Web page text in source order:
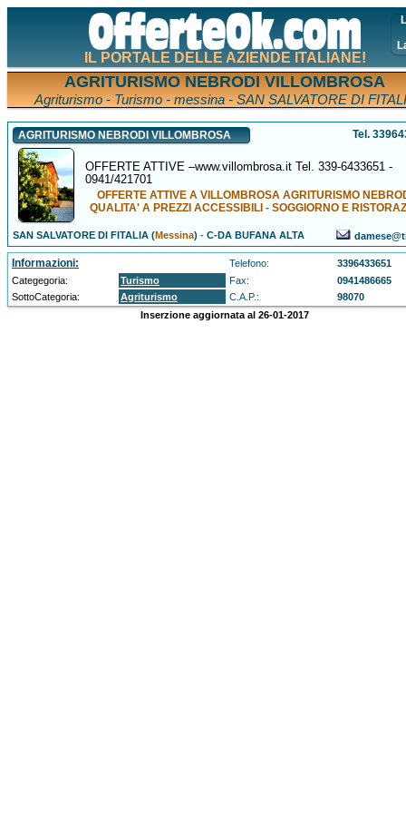
IL PORTALE DELLE AZIENDE ITALIANE!
AGRITURISMO NEBRODI VILLOMBROSA
Agriturismo - Turismo - messina - SAN SALVATORE DI
AGRITURISMO NEBRODI VILLOMBROSA Tel.
OFFERTE ATTIVE –www.villombrosa.it Tel. 339-6433651 -
0941/421701
OFFERTE ATTIVE A VILLOMBROSA AGRITURISMO
QUALITA' A PREZZI ACCESSIBILI - SOGGIORNO E
SAN SALVATORE DI FITALIA (Messina) -C-DA BUFANA ALTA
Informazioni: Telefono:
3396433651
Categegoria:
Turismo Fax:
0941486665
SottoCategoria:
Agriturismo C.A.P.:
98070
Inserzione aggiornata al 26-01-2017